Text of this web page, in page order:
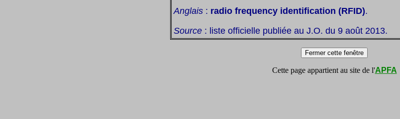
Anglais : radio frequency identification (RFID).
Source : liste officielle publiée au J.O. du 9 août 2013.
Cette page appartient au site de l'APFA